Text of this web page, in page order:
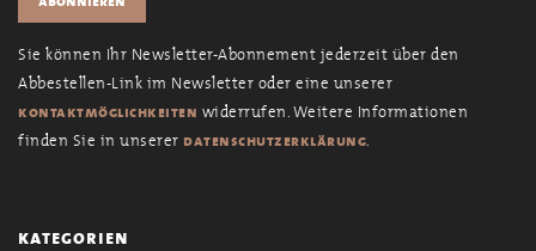
Sie können Ihr Newsletter-Abonnement jederzeit über den
Abbestellen-Link im Newsletter oder eine unserer
kontaktmöglichkeiten widerrufen. Weitere Informationen
finden Sie in unserer datenschutzerklärung.
kategorien